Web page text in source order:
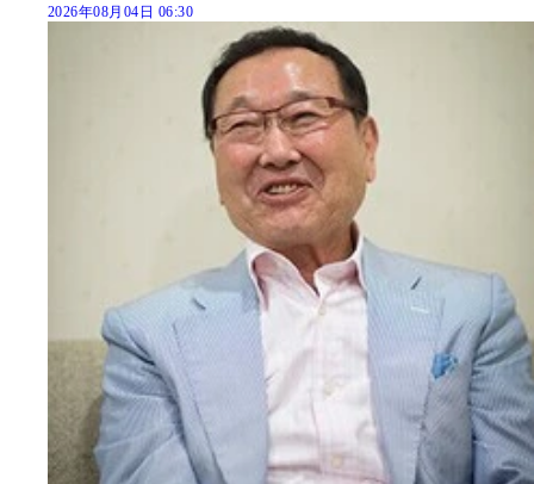
2026年08月04日 06:30